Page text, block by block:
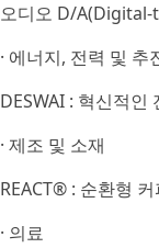
오디오 D/A(Digital-
· 에너지, 전력 및 추
DESWAI : 혁신적인
· 제조 및 소재
REACT® : 순환형
· 의료